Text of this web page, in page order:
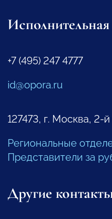
+7 (495) 247 4777
id@opora.ru
127473, г. Москва, 2-
Региональные
Представители за
Другие